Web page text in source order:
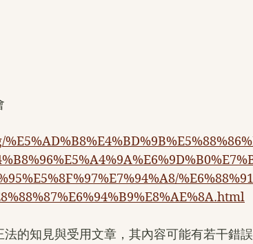
的知見與受用文章，其內容可能有若干錯